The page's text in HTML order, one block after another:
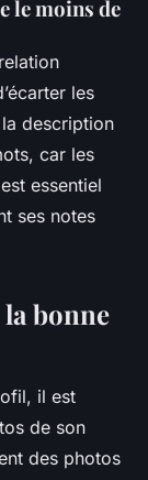
le moins de
les
description
car les
essentiel
ses notes
bonne
il est
de son
des photos